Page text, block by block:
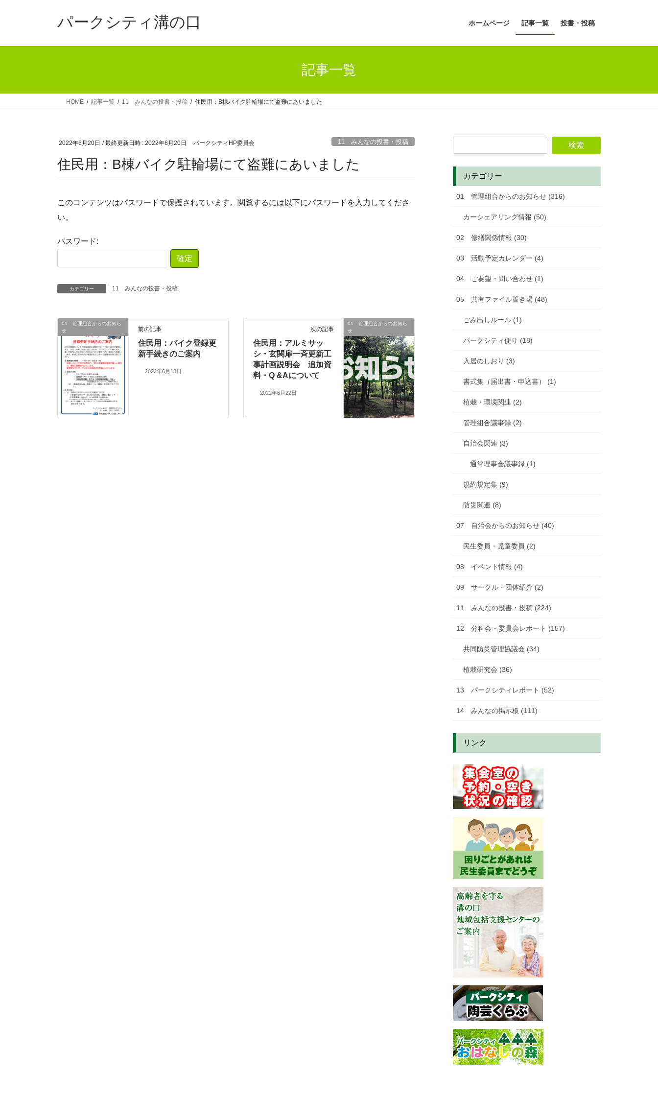
パークシティ溝の口 ホームページ 記事一覧 投書・投稿
記事一覧
HOME 記事一覧 11 みんなの投書・投稿 住民用：B棟バイク駐輪場にて盗難にあいました
2022年6月20日 / 最終更新日時 : 2022年6月20日 パークシティHP委員会 11 みんなの投書・投稿
住民用：B棟バイク駐輪場にて盗難にあいました
このコンテンツはパスワードで保護されています。閲覧するには以下にパスワードを入力してくださ
い。
パスワード:
カテゴリー 11 みんなの投書・投稿
01 管理組合からのお知ら
せ
前の記事
住民用：バイク登録更
新手続きのご案内
2022年6月13日
01 管理組合からのお知ら
せ
次の記事
住民用：アルミサッ
シ・玄関扉一斉更新工
事計画説明会 追加資
料・Q &Aについて
2022年6月22日
カテゴリー
01 管理組合からのお知らせ (316)
カーシェアリング情報 (50)
02 修繕関係情報 (30)
03 活動予定カレンダー (4)
04 ご要望・問い合わせ (1)
05 共有ファイル置き場 (48)
ごみ出しルール (1)
パークシティ便り (18)
入居のしおり (3)
書式集（届出書・申込書） (1)
植栽・環境関連 (2)
管理組合議事録 (2)
自治会関連 (3)
通常理事会議事録 (1)
規約規定集 (9)
防災関連 (8)
07 自治会からのお知らせ (40)
民生委員・児童委員 (2)
08 イベント情報 (4)
09 サークル・団体紹介 (2)
11 みんなの投書・投稿 (224)
12 分科会・委員会レポート (157)
共同防災管理協議会 (34)
植栽研究会 (36)
13 パークシティレポート (52)
14 みんなの掲示板 (111)
リンク